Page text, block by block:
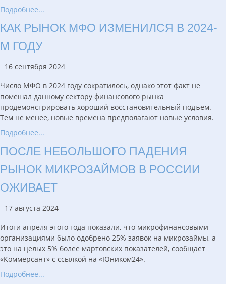
Подробнее...
КАК РЫНОК МФО ИЗМЕНИЛСЯ В 2024-
М ГОДУ
16 сентября 2024
Число МФО в 2024 году сократилось, однако этот факт не
помешал данному сектору финансового рынка
продемонстрировать хороший восстановительный подъем.
Тем не менее, новые времена предполагают новые условия.
Подробнее...
ПОСЛЕ НЕБОЛЬШОГО ПАДЕНИЯ
РЫНОК МИКРОЗАЙМОВ В РОССИИ
ОЖИВАЕТ
17 августа 2024
Итоги апреля этого года показали, что микрофинансовыми
организациями было одобрено 25% заявок на микрозаймы, а
это на целых 5% более мартовских показателей, сообщает
«Коммерсант» с ссылкой на «Юником24».
Подробнее...